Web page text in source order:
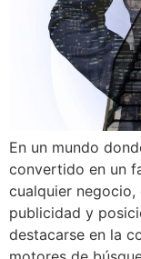
En un mundo
convertido en un
cualquier
publicidad y
destacarse en la